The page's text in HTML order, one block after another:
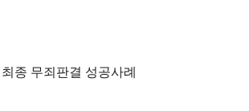
종 무죄판결 성공사례